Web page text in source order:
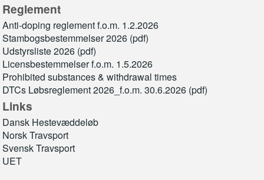
Reglement
Anti-doping reglement f.o.m. 1.2.2026
Stambogsbestemmelser 2026 (pdf)
Udstyrsliste 2026 (pdf)
Licensbestemmelser f.o.m. 1.5.2026
Prohibited substances & withdrawal times
DTCs Løbsreglement 2026_f.o.m. 30.6.2026 (pdf)
Links
Dansk Hestevæddeløb
Norsk Travsport
Svensk Travsport
UET